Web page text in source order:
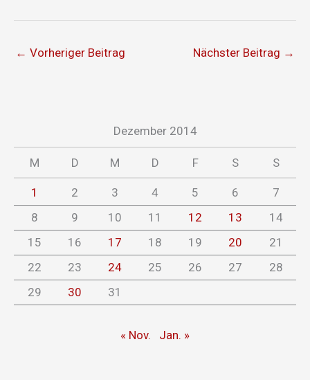
← Vorheriger Beitrag Nächster Beitrag →
Dezember 2014
M D M D F S S
1 2 3 4 5 6
7
8
9 10 11 12 13
14
15
16 17 18 19 20
21
22
23 24 25 26 27
28
29
30 31
« Nov. Jan. »